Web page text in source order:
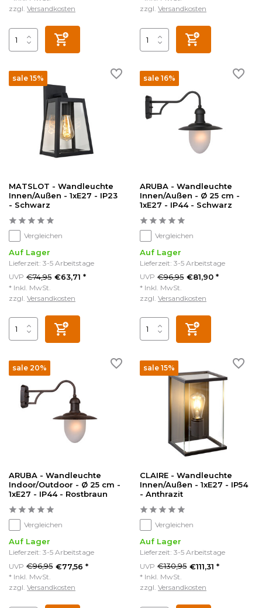
zzgl. Versandkosten
zzgl. Versandkosten
sale 15%
MATSLOT - Wandleuchte
Innen/Außen - 1xE27 - IP23
- Schwarz
Vergleichen
Auf Lager
Lieferzeit: 3-5 Arbeitstage
UVP €74,95 €63,71 *
* Inkl. MwSt.
zzgl. Versandkosten
sale 16%
ARUBA - Wandleuchte
Innen/Außen - Ø 25 cm -
1xE27 - IP44 - Schwarz
Vergleichen
Auf Lager
Lieferzeit: 3-5 Arbeitstage
UVP €96,95 €81,90 *
* Inkl. MwSt.
zzgl. Versandkosten
sale 20%
ARUBA - Wandleuchte
Indoor/Outdoor - Ø 25 cm -
1xE27 - IP44 - Rostbraun
Vergleichen
Auf Lager
Lieferzeit: 3-5 Arbeitstage
UVP €96,95 €77,56 *
* Inkl. MwSt.
zzgl. Versandkosten
sale 15%
CLAIRE - Wandleuchte
Innen/Außen - 1xE27 - IP54
- Anthrazit
Vergleichen
Auf Lager
Lieferzeit: 3-5 Arbeitstage
UVP €130,95 €111,31 *
* Inkl. MwSt.
zzgl. Versandkosten